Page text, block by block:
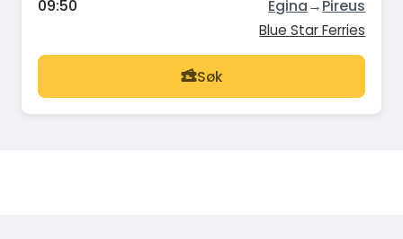
09:50 Egina→Pireus
Blue Star Ferries
Søk